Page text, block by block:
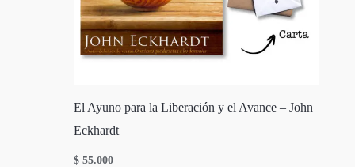
El Ayuno para la Liberación y el Avance – John
Eckhardt
$ 55.000